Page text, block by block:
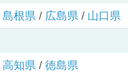
島根県/ 広島県/ 山口県
高知県/ 徳島県